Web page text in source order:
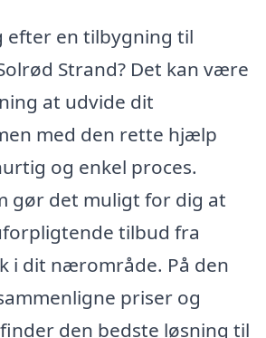
efter en tilbygning til
Strand? Det kan være
at udvide dit
med den rette hjælp
og enkel proces.
gør det muligt for dig at
tilbud fra
i dit nærområde. På den
priser og
den bedste løsning til